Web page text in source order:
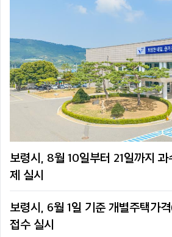
보령시, 8월 10일부터 21일까지
제 실시
보령시, 6월 1일 기준 개별주택가
접수 실시